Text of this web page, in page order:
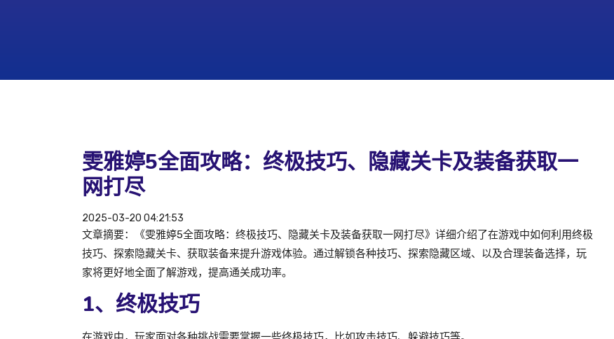
雯雅婷5全面攻略：终极技巧、隐藏关卡及装备获取一
网打尽
2025-03-20 04:21:53
文章摘要：《雯雅婷5全面攻略：终极技巧、隐藏关卡及装备获取一网打尽》详细介绍了在游戏中如何利用终极
技巧、探索隐藏关卡、获取装备来提升游戏体验。通过解锁各种技巧、探索隐藏区域、以及合理装备选择，玩
家将更好地全面了解游戏，提高通关成功率。
1、终极技巧